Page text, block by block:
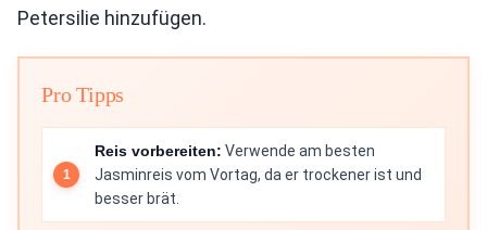
Petersilie hinzufügen.
Pro Tipps
Reis vorbereiten: Verwende am besten
Jasminreis vom Vortag, da er trockener ist und
besser brät.